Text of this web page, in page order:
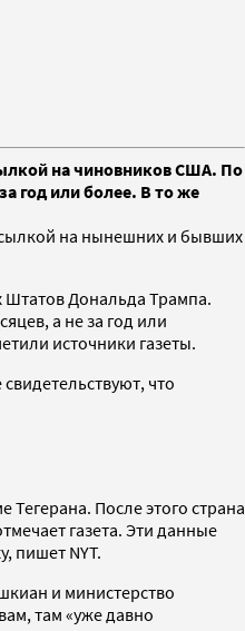
на чиновников США. По
год или более. В то же
на нынешних и бывших
Дональда Трампа.
а не за год или
источники газеты.
что
После этого страна
газета. Эти данные
пишет NYT.
и министерство
там «уже давно